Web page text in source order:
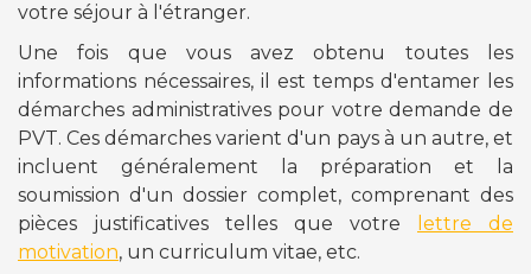
votre séjour à l'étranger.
Une fois que vous avez obtenu toutes les
informations nécessaires, il est temps d'entamer les
démarches administratives pour votre demande de
PVT. Ces démarches varient d'un pays à un autre, et
incluent généralement la préparation et la
soumission d'un dossier complet, comprenant des
pièces justificatives telles que votre
lettre de
motivation, un curriculum vitae, etc.